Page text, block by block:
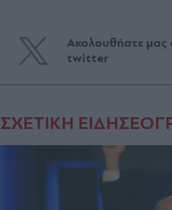
Ακολουθήστε μας
twitter
ΣΧΕΤΙΚΗ